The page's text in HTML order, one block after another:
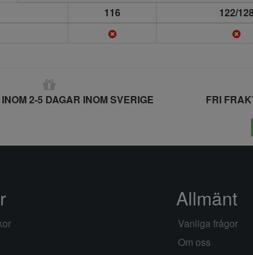
116 122/
2-5 DAGAR INOM SVERIGE FRI
Allmänt
Vanliga frågor
Om oss